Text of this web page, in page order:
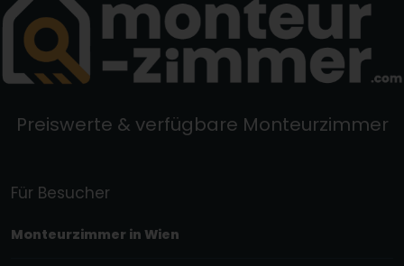
Preiswerte & verfügbare Monteurzimmer
Für Besucher
Monteurzimmer in Wien